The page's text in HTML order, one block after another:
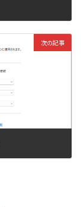
次の記事